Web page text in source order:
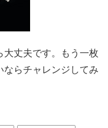
丈夫です。もう一枚
らチャレンジしてみ